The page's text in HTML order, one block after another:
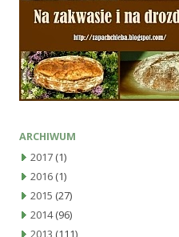
ARCHIWUM
2017 (1)
2016 (1)
2015 (27)
2014(96)
2013 (111)